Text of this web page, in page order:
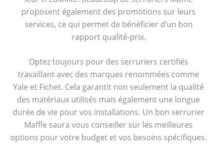
proposent également des promotions sur leurs
services, ce qui permet de bénéficier d’un bon
rapport qualité-prix.
Optez toujours pour des serruriers certifiés
travaillant avec des marques renommées comme
Yale et Fichet. Cela garantit non seulement la qualité
des matériaux utilisés mais également une longue
durée de vie pour vos installations. Un bon serrurier
Maffle saura vous conseiller sur les meilleures
options pour votre budget et vos besoins spécifiques.